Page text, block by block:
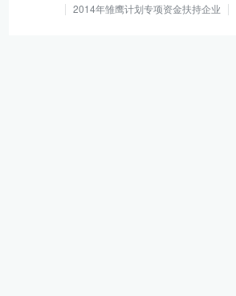
2014年雏鹰计划专项资金扶持企业